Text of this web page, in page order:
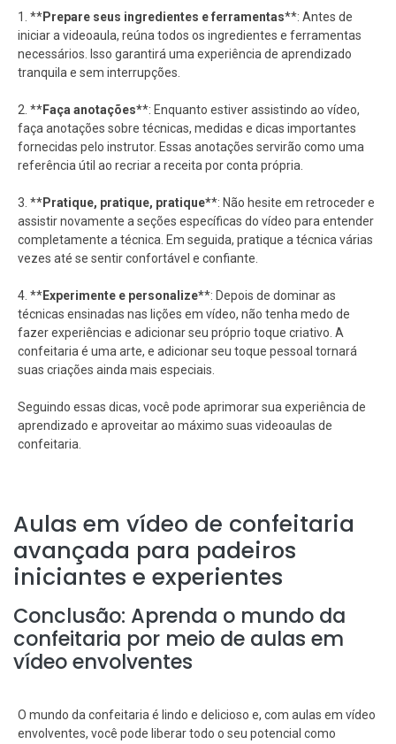
1. **Prepare seus ingredientes e ferramentas**: Antes de
iniciar a videoaula, reúna todos os ingredientes e ferramentas
necessários. Isso garantirá uma experiência de aprendizado
tranquila e sem interrupções.
2. **Faça anotações**: Enquanto estiver assistindo ao vídeo,
faça anotações sobre técnicas, medidas e dicas importantes
fornecidas pelo instrutor. Essas anotações servirão como uma
referência útil ao recriar a receita por conta própria.
3. **Pratique, pratique, pratique**: Não hesite em retroceder e
assistir novamente a seções específicas do vídeo para entender
completamente a técnica. Em seguida, pratique a técnica várias
vezes até se sentir confortável e confiante.
4. **Experimente e personalize**: Depois de dominar as
técnicas ensinadas nas lições em vídeo, não tenha medo de
fazer experiências e adicionar seu próprio toque criativo. A
confeitaria é uma arte, e adicionar seu toque pessoal tornará
suas criações ainda mais especiais.
Seguindo essas dicas, você pode aprimorar sua experiência de
aprendizado e aproveitar ao máximo suas videoaulas de
confeitaria.
Aulas em vídeo de confeitaria
avançada para padeiros
iniciantes e experientes
Conclusão: Aprenda o mundo da
confeitaria por meio de aulas em
vídeo envolventes
O mundo da confeitaria é lindo e delicioso e, com aulas em vídeo
envolventes, você pode liberar todo o seu potencial como